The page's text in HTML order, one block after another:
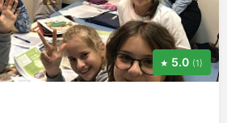
5.0 (1)